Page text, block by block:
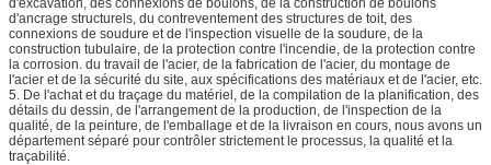
d'excavation, des connexions de boulons, de la construction de boulons
d'ancrage structurels, du contreventement des structures de toit, des
connexions de soudure et de l'inspection visuelle de la soudure, de la
construction tubulaire, de la protection contre l'incendie, de la protection contre
la corrosion. du travail de l'acier, de la fabrication de l'acier, du montage de
l'acier et de la sécurité du site, aux spécifications des matériaux et de l'acier, etc.
5. De l'achat et du traçage du matériel, de la compilation de la planification, des
détails du dessin, de l'arrangement de la production, de l'inspection de la
qualité, de la peinture, de l'emballage et de la livraison en cours, nous avons un
département séparé pour contrôler strictement le processus, la qualité et la
traçabilité.